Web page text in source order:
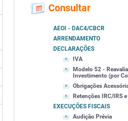
Consultar
AEOI - DAC4/CBCR
ARRENDAMENTO
DECLARAÇÕES
IVA
Modelo 52 -
Investimento (por
Obrigações
Retenções IRC/IRS
EXECUÇÕES FISCAIS
Audição Prévia